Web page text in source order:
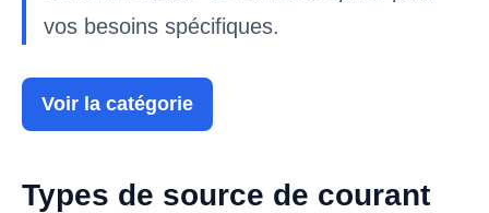
vos besoins spécifiques.
Voir la catégorie
Types de source de courant